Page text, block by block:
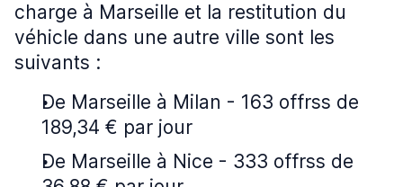
charge à Marseille et la restitution du
véhicle dans une autre ville sont les
suivants :
De Marseille à Milan - 163 offrss de
189,34 € par jour
De Marseille à Nice - 333 offrss de